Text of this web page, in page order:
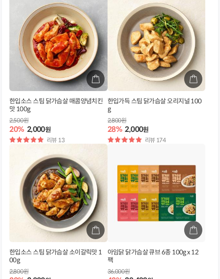
한입소스 스팀 닭가슴살 매콤양념치킨
맛 100g
20% 2,000원
2,500원
별
리뷰 13
한입가득 스팀 닭가슴살 오리지널 100
g
28% 2,000원
2,800원
별
점
리뷰 174
한입소스 스팀 닭가슴살 소이갈릭맛 1
00g
2,800원
아임닭 닭가슴살 큐브 6종 100g x 12
팩
36,000원